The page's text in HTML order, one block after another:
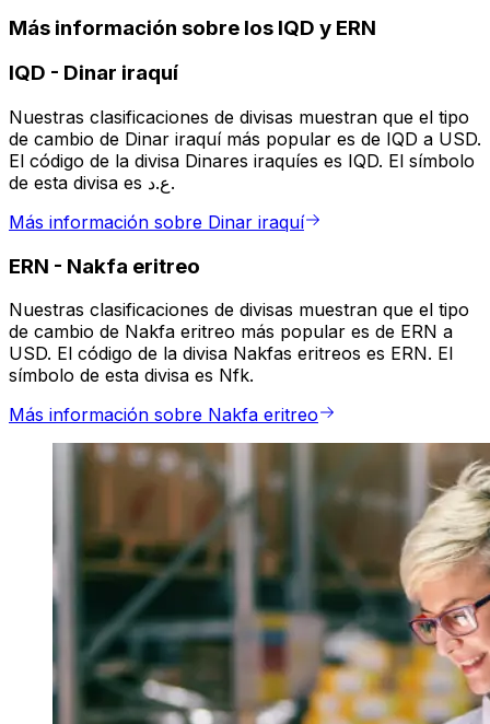
Más información sobre los IQD y ERN
IQD - Dinar iraquí
Nuestras clasificaciones de divisas muestran que el tipo
de cambio de Dinar iraquí más popular es de IQD a USD.
El código de la divisa Dinares iraquíes es IQD. El símbolo
de esta divisa es ع.د.
Más información sobre Dinar iraquí
ERN - Nakfa eritreo
Nuestras clasificaciones de divisas muestran que el tipo
de cambio de Nakfa eritreo más popular es de ERN a
USD. El código de la divisa Nakfas eritreos es ERN. El
símbolo de esta divisa es Nfk.
Más información sobre Nakfa eritreo